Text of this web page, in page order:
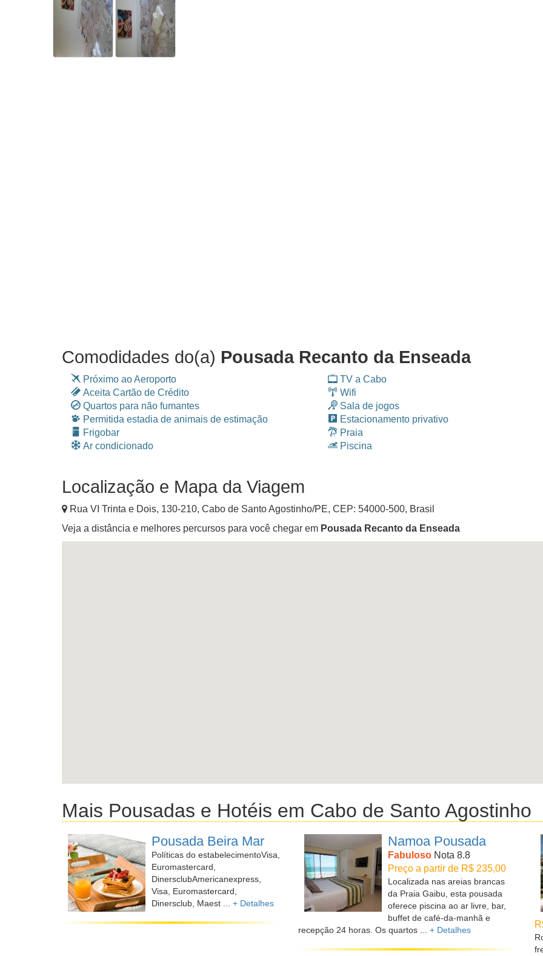
Comodidades do(a) Pousada Recanto da Enseada
Próximo ao Aeroporto
Aceita Cartão de Crédito
Quartos para não fumantes
Permitida estadia de animais de estimação
Frigobar
Ar condicionado
TV a Cabo
Wifi
Sala de jogos
Estacionamento privativo
Praia
Piscina
Localização e Mapa da Viagem
Rua VI Trinta e Dois, 130-210, Cabo de Santo Agostinho/PE, CEP: 54000-500, Brasil
Veja a distância e melhores percursos para você chegar em Pousada Recanto da Enseada
Mais Pousadas e Hotéis em Cabo de Santo Agostinho
Pousada Beira Mar
Políticas do estabelecimentoVisa,
Euromastercard,
DinersclubAmericanexpress,
Visa, Euromastercard,
Dinersclub, Maest ... + Detalhes
Namoa Pousada
Fabuloso Nota 8.8
Preço a partir de R$ 235,00
Localizada nas areias brancas
da Praia Gaibu, esta pousada
oferece piscina ao ar livre, bar,
buffet de café-da-manhã e
recepção 24 horas. Os quartos ... + Detalhes